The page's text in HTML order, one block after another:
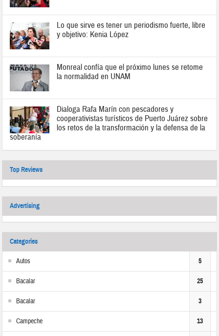
Lo que sirve es tener un periodismo fuerte, libre
y objetivo: Kenia López
Monreal confía que el próximo lunes se retome
la normalidad en UNAM
Dialoga Rafa Marín con pescadores y
cooperativistas turísticos de Puerto Juárez sobre
los retos de la transformación y la defensa de la
soberanía
Top Reviews
Advertising
Categories
Autos 5
Bacalar 25
Bacalar 3
Campeche 13